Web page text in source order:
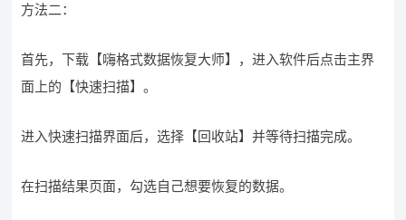
方法二：
首先，下载【嗨格式数据恢复大师】，进入软件后点击主界
面上的【快速扫描】。
进入快速扫描界面后，选择【回收站】并等待扫描完成。
在扫描结果页面，勾选自己想要恢复的数据。